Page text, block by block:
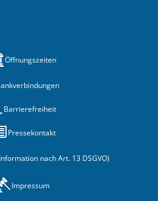
Öffnungszeiten
Barrierefreiheit
Pressekontakt
nach Art. 13 DSGVO)
Impressum